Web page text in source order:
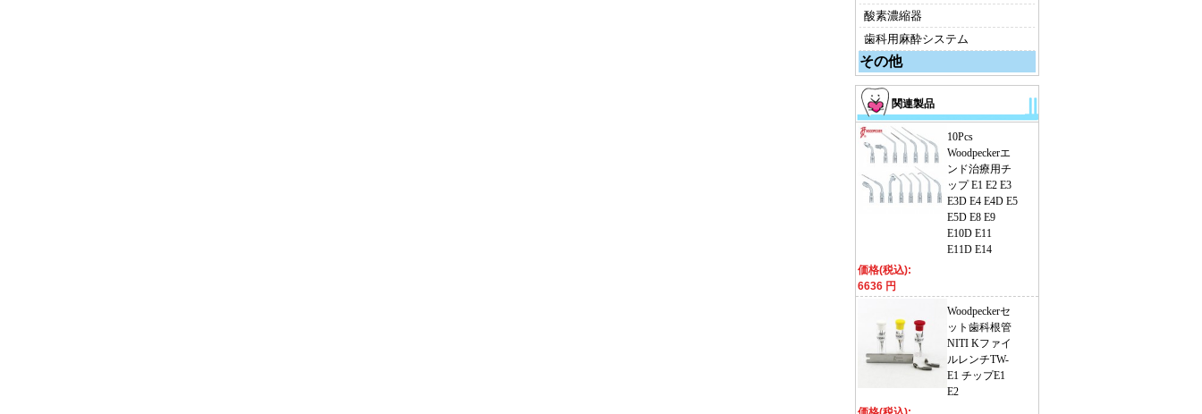
酸素濃縮器
歯科用麻酔システム
その他
関連製品
10Pcs
Woodpeckerエ
ンド治療用チ
ップ E1 E2 E3
E3D E4 E4D E5
E5D E8 E9
E10D E11
E11D E14
価格(税込):
6636 円
Woodpeckerセ
ット歯科根管
NITI Kファイ
ルレンチTW-
E1 チップE1
E2